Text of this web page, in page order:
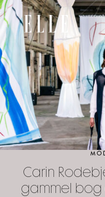
Carin
gammel bog